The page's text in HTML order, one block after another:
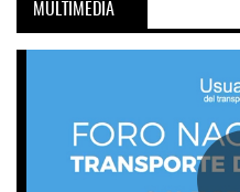
MULTIMEDIA